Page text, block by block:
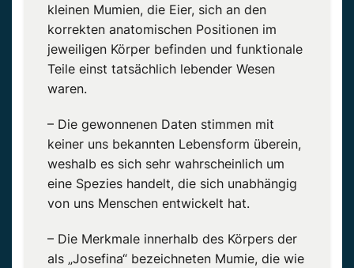
kleinen Mumien, die Eier, sich an den
korrekten anatomischen Positionen im
jeweiligen Körper befinden und funktionale
Teile einst tatsächlich lebender Wesen
waren.
– Die gewonnenen Daten stimmen mit
keiner uns bekannten Lebensform überein,
weshalb es sich sehr wahrscheinlich um
eine Spezies handelt, die sich unabhängig
von uns Menschen entwickelt hat.
– Die Merkmale innerhalb des Körpers der
als „Josefina“ bezeichneten Mumie, die wie